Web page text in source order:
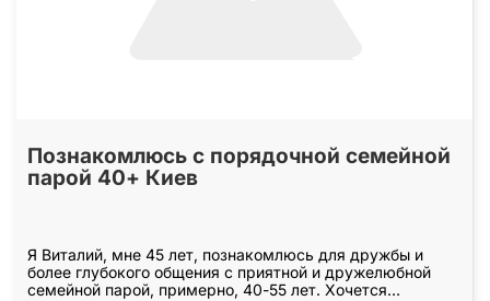
Познакомлюсь с порядочной семейной
парой 40+ Киев
Я Виталий, мне 45 лет, познакомлюсь для дружбы и
более глубокого общения с приятной и дружелюбной
семейной парой, примерно, 40-55 лет. Хочется